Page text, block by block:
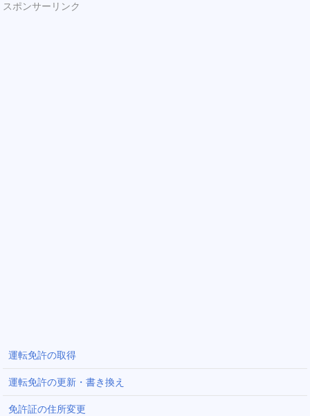
スポンサーリンク
運転免許の取得
運転免許の更新・書き換え
免許証の住所変更